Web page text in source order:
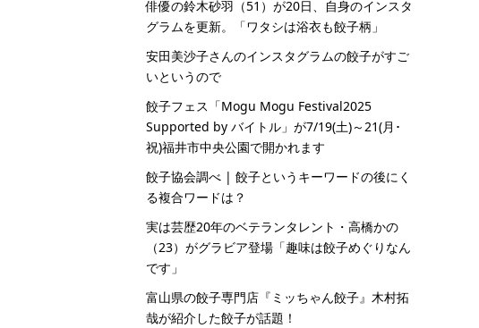
俳優の鈴木砂羽（51）が20日、自身のインスタ
グラムを更新。「ワタシは浴衣も餃子柄」
安田美沙子さんのインスタグラムの餃子がすご
いというので
餃子フェス「Mogu Mogu Festival2025
Supported by バイトル」が7/19(土)～21(月･
祝)福井市中央公園で開かれます
餃子協会調べ | 餃子というキーワードの後にく
る複合ワードは？
実は芸歴20年のベテランタレント・高橋かの
（23）がグラビア登場「趣味は餃子めぐりなん
です」
富山県の餃子専門店『ミッちゃん餃子』木村拓
哉が紹介した餃子が話題！